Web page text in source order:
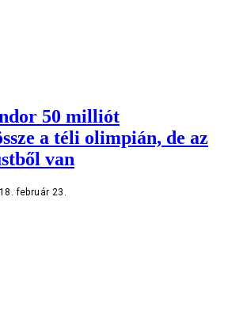
50 milliót
a téli olimpián, de az
van
február 23.